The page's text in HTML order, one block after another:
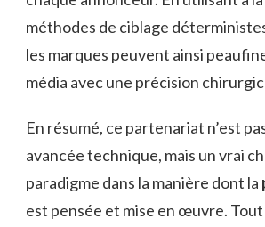
méthodes de ciblage
les marques peuvent ainsi
média avec une précision
En résumé, ce partenariat n’est
avancée technique, mais un vrai
paradigme dans la manière dont la
est pensée et mise en œuvre.